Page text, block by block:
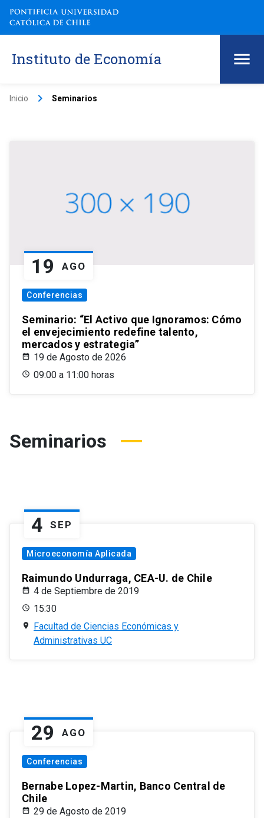
Instituto de Economía
Inicio keyboard_arrow_right Seminarios
19 AGO
Conferencias
Seminario: “El Activo que Ignoramos: Cómo
el envejecimiento redefine talento,
mercados y estrategia”
19 de Agosto de 2026
09:00 a 11:00 horas
Seminarios
4 SEP
Microeconomía Aplicada
Raimundo Undurraga, CEA-U. de Chile
4 de Septiembre de 2019
15:30
Facultad de Ciencias Económicas y
Administrativas UC
29 AGO
Conferencias
Bernabe Lopez-Martin, Banco Central de
Chile
29 de Agosto de 2019